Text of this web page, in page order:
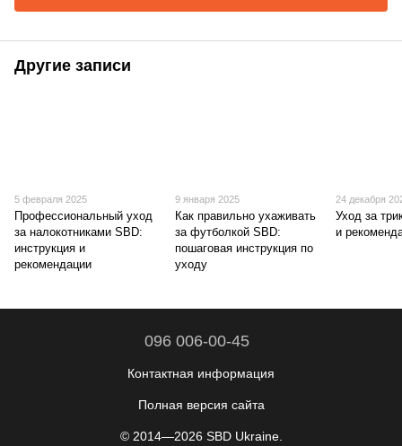
Другие записи
5 февраля 2025
Профессиональный уход
за налокотниками SBD:
инструкция и
рекомендации
9 января 2025
Как правильно ухаживать
за футболкой SBD:
пошаговая инструкция по
уходу
24 декабря
Уход за
и
096 006-00-45
Контактная информация
Полная версия сайта
© 2014—2026 SBD Ukraine.